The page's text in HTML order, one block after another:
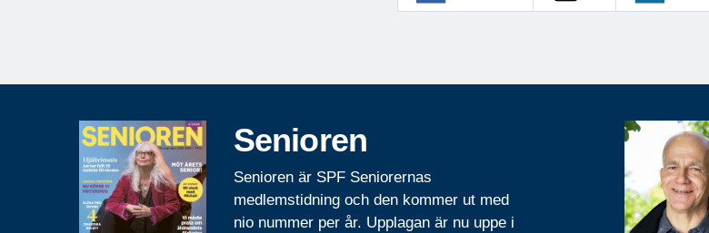
Senioren
Senioren är SPF Seniorernas
medlemstidning och den kommer ut med
nio nummer per år. Upplagan är nu uppe i